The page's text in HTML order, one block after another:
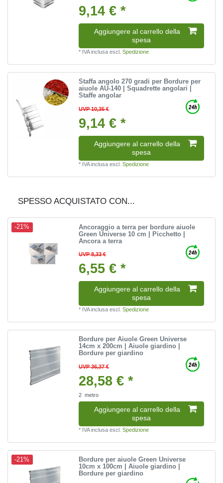
9,14 € *
Aggiungere al carrello della
spesa
* IVA inclusa escl.Spedizione
Staffa angolo 270 gradi per Bordure per
aiuole AU-140 | Squadrette angolari |
Staffe angolar
UVP 10,35 €
9,14 € *
Aggiungere al carrello della
spesa
* IVA inclusa escl.Spedizione
SPESSO ACQUISTATO CON...
-21%
Ancoraggio a terra per bordure aiuole
Green Universe 10 cm | Picchetto |
Ancora a terra
UVP 8,33 €
6,55 € *
Aggiungere al carrello della
spesa
* IVA inclusa escl.Spedizione
Bordure per Aiuole Green Universe
14cm x 200cm | Aiuole giardino |
Bordure per giardino
UVP 36,37 €
28,58 € *
2 metro
Aggiungere al carrello della
spesa
* IVA inclusa escl.Spedizione
-21%
Bordure per aiuole Green Universe
10cm x 100cm | Aiuole giardino |
Bordure per giardino